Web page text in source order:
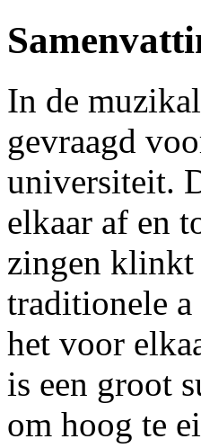
In de
gevraagd
universiteit.
elkaar af en
zingen klinkt
traditionele
het voor
is een groot
om hoog te